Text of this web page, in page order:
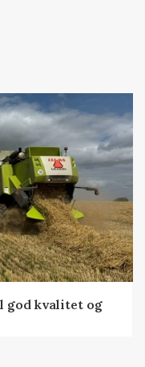
god kvalitet og